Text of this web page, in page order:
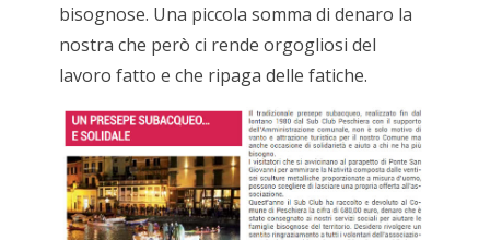
bisognose. Una piccola somma di denaro la
nostra che però ci rende orgogliosi del
lavoro fatto e che ripaga delle fatiche.